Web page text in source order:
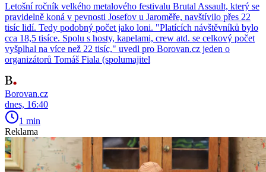
Letošní ročník velkého metalového festivalu Brutal Assault, který se
pravidelně koná v pevnosti Josefov u Jaroměře, navštívilo přes 22
tisíc lidí. Tedy podobný počet jako loni. "Platících návštěvníků bylo
cca 18,5 tisíce. Spolu s hosty, kapelami, crew atd. se celkový počet
vyšplhal na více než 22 tisíc," uvedl pro Borovan.cz jeden o
organizátorů Tomáš Fiala (spolumajitel
Borovan.cz
dnes, 16:40
1 min
Reklama